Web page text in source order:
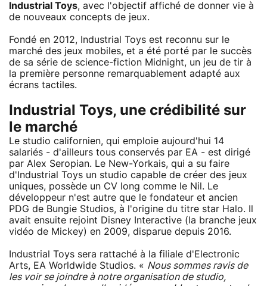
Industrial Toys, avec l'objectif affiché de donner vie à
de nouveaux concepts de jeux.
Fondé en 2012, Industrial Toys est reconnu sur le
marché des jeux mobiles, et a été porté par le succès
de sa série de science-fiction Midnight, un jeu de tir à
la première personne remarquablement adapté aux
écrans tactiles.
Industrial Toys, une crédibilité sur
le marché
Le studio californien, qui emploie aujourd'hui 14
salariés - d'ailleurs tous conservés par EA - est dirigé
par Alex Seropian. Le New-Yorkais, qui a su faire
d'Industrial Toys un studio capable de créer des jeux
uniques, possède un CV long comme le Nil. Le
développeur n'est autre que le fondateur et ancien
PDG de Bungie Studios, à l'origine du titre star Halo. Il
avait ensuite rejoint Disney Interactive (la branche jeux
vidéo de Mickey) en 2009, disparue depuis 2016.
Industrial Toys sera rattaché à la filiale d'Electronic
Arts, EA Worldwide Studios. « Nous sommes ravis de
les voir se joindre à notre organisation de studio,